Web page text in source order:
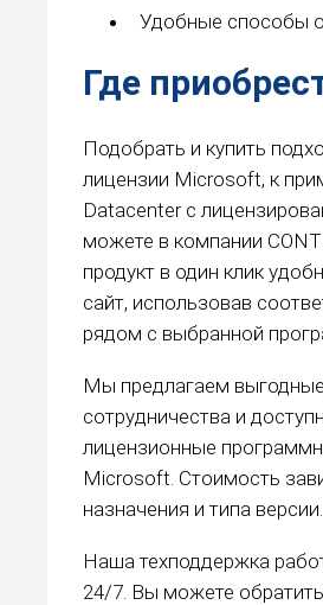
Удобные способы
Где
Подобрать и купить
лицензии Microsoft, к
Datacenter с
можете в компании
продукт в один клик
сайт, использовав
рядом с выбранной
Мы предлагаем
сотрудничества и
лицензионные
Microsoft. Стоимость
назначения и типа версии.
Наша техподдержка
24/7. Вы можете